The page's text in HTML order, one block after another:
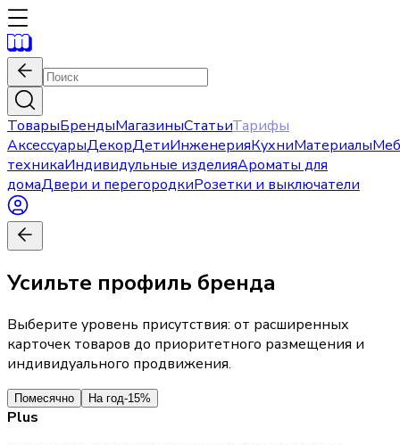
ТоварыБрендыМагазиныСтатьиТарифы
АксессуарыДекорДетиИнженерияКухниМатериалы
техникаИндивидульные изделияАроматы для
домаДвери и перегородкиРозетки и выключатели
Усильте профиль бренда
Выберите уровень присутствия: от расширенных
карточек товаров до приоритетного размещения и
индивидуального продвижения.
Помесячно На год-15%
Plus